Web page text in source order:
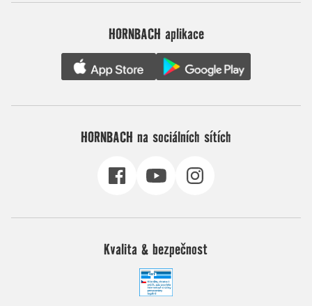
HORNBACH aplikace
HORNBACH na sociálních sítích
Kvalita & bezpečnost